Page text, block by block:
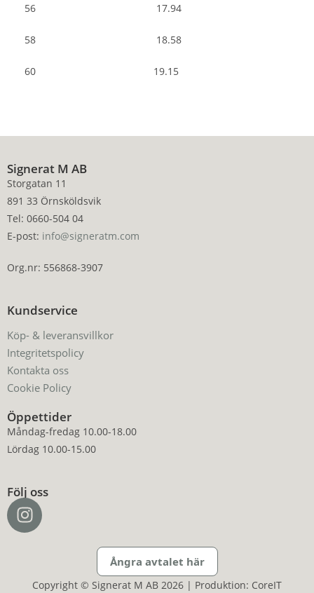
56 17.94
58 18.58
60 19.15
Signerat M AB
Storgatan 11
891 33 Örnsköldsvik
Tel: 0660-504 04
E-post: info@signeratm.com
Org.nr: 556868-3907
Kundservice
Köp- & leveransvillkor
Integritetspolicy
Kontakta oss
Cookie Policy
Öppettider
Måndag-fredag 10.00-18.00
Lördag 10.00-15.00
Följ oss
Ångra avtalet här
Copyright © Signerat M AB 2026 | Produktion: CoreIT